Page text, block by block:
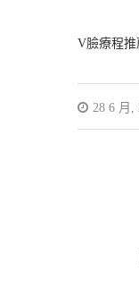
V臉療程
28 6 月,